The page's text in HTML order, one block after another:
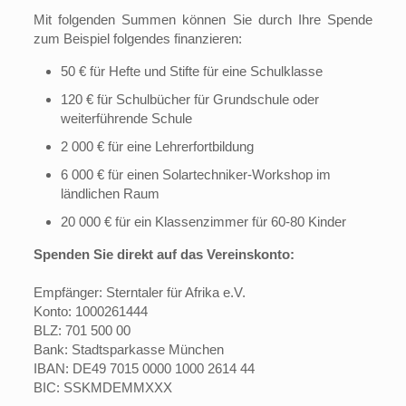
Mit folgenden Summen können Sie durch Ihre Spende
zum Beispiel folgendes finanzieren:
50 € für Hefte und Stifte für eine Schulklasse
120 € für Schulbücher für Grundschule oder
weiterführende Schule
2 000 € für eine Lehrerfortbildung
6 000 € für einen Solartechniker-Workshop im
ländlichen Raum
20 000 € für ein Klassenzimmer für 60-80 Kinder
Spenden Sie direkt auf das Vereinskonto:
Empfänger: Sterntaler für Afrika e.V.
Konto: 1000261444
BLZ: 701 500 00
Bank: Stadtsparkasse München
IBAN: DE49 7015 0000 1000 2614 44
BIC: SSKMDEMMXXX